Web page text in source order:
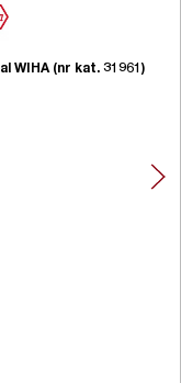
WIHA (nr kat. 31961)